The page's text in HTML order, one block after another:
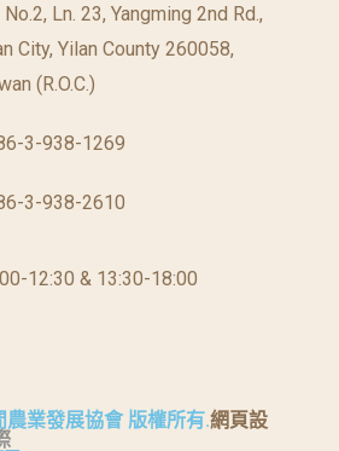
No.2, Ln. 23, Yangming 2nd Rd.,
City, Yilan County 260058,
(R.O.C.)
3-938-1269
3-938-2610
12:30 & 13:30-18:00
業發展協會 版權所有.網頁設